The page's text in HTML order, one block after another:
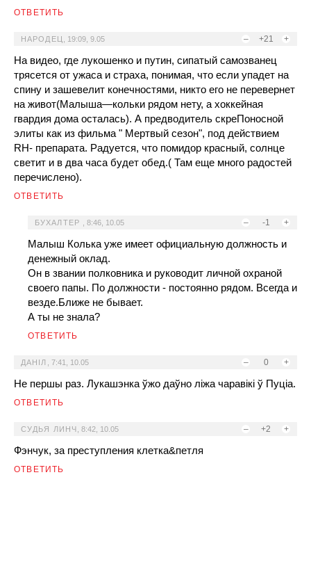
ОТВЕТИТЬ
– +21 +
НАРОДЕЦ 19:09, 9.05
На видео, где лукошенко и путин, сипатый самозванец
трясется от ужаса и страха, понимая, что если упадет на
спину и зашевелит конечностями, никто его не перевернет
на живот(Малыша—кольки рядом нету, а хоккейная
гвардия дома осталась). А предводитель скреПоносной
элиты как из фильма " Мертвый сезон", под действием
RH- препарата. Радуется, что помидор красный, солнце
светит и в два часа будет обед.( Там еще много радостей
перечислено).
ОТВЕТИТЬ
– -1 +
БУХАЛТЕР 8:46, 10.05
Малыш Колька уже имеет официальную должность и
денежный оклад.
Он в звании полковника и руководит личной охраной
своего папы. По должности - постоянно рядом. Всегда и
везде.Ближе не бывает.
А ты не знала?
ОТВЕТИТЬ
– 0 +
ДАНІЛ 7:41, 10.05
Не першы раз. Лукашэнка ўжо даўно ліжа чаравікі ў Пуціа.
ОТВЕТИТЬ
– +2 +
СУДЬЯ ЛИНЧ 8:42, 10.05
Фэнчук, за преступления клетка&петля
ОТВЕТИТЬ